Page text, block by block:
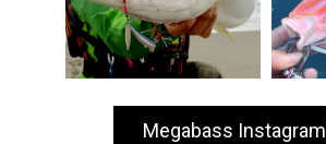
Megabass Instagram